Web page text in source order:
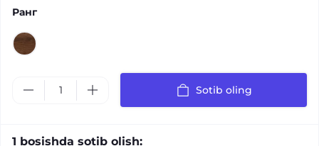
Ранг
Sotib oling
1 bosishda sotib olish: